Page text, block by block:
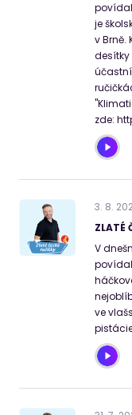
povídal
je
v Brně.
účastní
zde:
3. 8.
ZLATÉ
V
povídal
ve